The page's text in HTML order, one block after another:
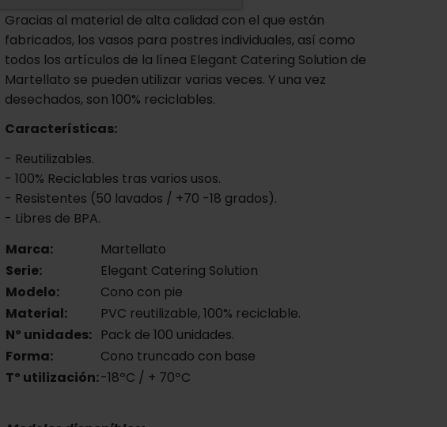
Gracias al material de alta calidad con el que están
fabricados, los vasos para postres individuales, así como
todos los artículos de la línea Elegant Catering Solution de
Martellato se pueden utilizar varias veces. Y una vez
desechados, son 100% reciclables.
Características:
- Reutilizables.
- 100% Reciclables tras varios usos.
- Resistentes (50 lavados / +70 -18 grados).
- Libres de BPA.
Marca:
Martellato
Serie:
Elegant Catering Solution
Modelo:
Cono con pie
Material:
PVC reutilizable, 100% reciclable.
Nº unidades: Pack de 100 unidades.
Forma:
Cono truncado con base
Tº utilización:-18ºC / + 70ºC